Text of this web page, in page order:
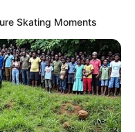
«αντάρτικο» της
Skating Moments